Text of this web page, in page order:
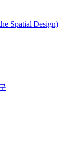
Spatial Design)